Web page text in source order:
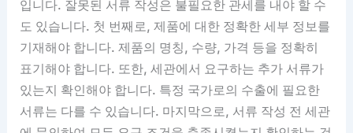
입니다. 잘못된 서류 작성은 불필요한 관세를 내야 할 수
도 있습니다. 첫 번째로, 제품에 대한 정확한 세부 정보를
기재해야 합니다. 제품의 명칭, 수량, 가격 등을 정확히
표기해야 합니다. 또한, 세관에서 요구하는 추가 서류가
있는지 확인해야 합니다. 특정 국가로의 수출에 필요한
서류는 다를 수 있습니다. 마지막으로, 서류 작성 전 세관